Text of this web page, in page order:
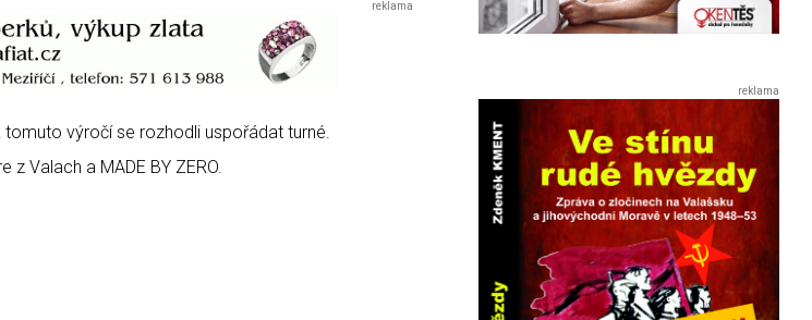
výročí se rozhodli uspořádat turné.
Valach a MADE BY ZERO.